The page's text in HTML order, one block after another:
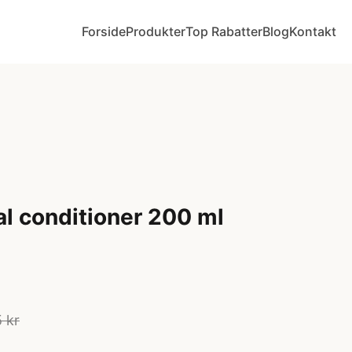
ForsideProdukterTop RabatterBlogKontakt
conditioner 200 ml
kr